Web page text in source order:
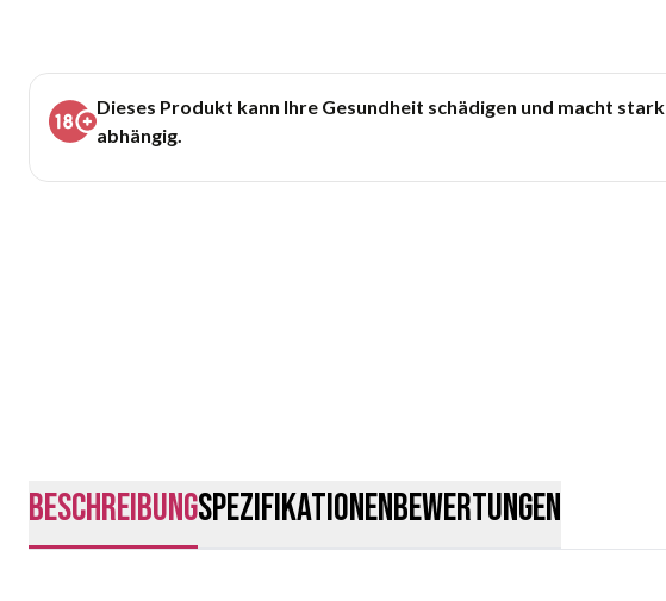
Dieses Produkt kann Ihre Gesundheit schädigen und macht stark
abhängig.
BeschreibungSpezifikationenBewertungen